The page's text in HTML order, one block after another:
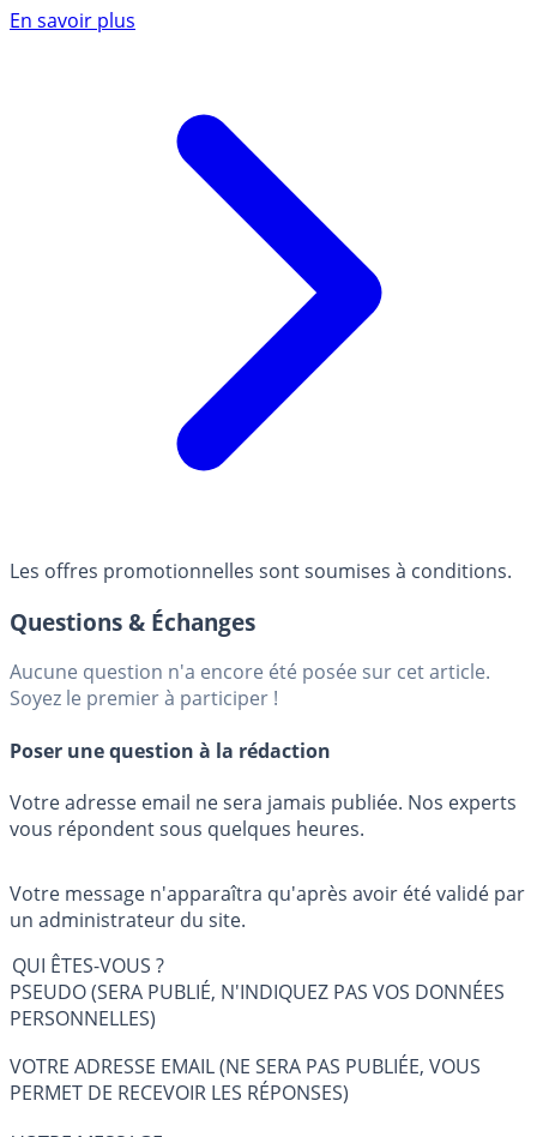
En savoir plus
Les offres promotionnelles sont soumises à conditions.
Questions & Échanges
Aucune question n'a encore été posée sur cet article.
Soyez le premier à participer !
Poser une question à la rédaction
Votre adresse email ne sera jamais publiée. Nos experts
vous répondent sous quelques heures.
Votre message n'apparaîtra qu'après avoir été validé par
un administrateur du site.
QUI ÊTES-VOUS ?
PSEUDO (SERA PUBLIÉ, N'INDIQUEZ PAS VOS DONNÉES
PERSONNELLES)
VOTRE ADRESSE EMAIL (NE SERA PAS PUBLIÉE, VOUS
PERMET DE RECEVOIR LES RÉPONSES)